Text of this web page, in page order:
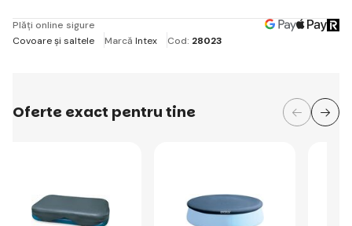
Plăți online sigure
Covoare și saltele
Marcă Intex Cod: 28023
Oferte exact pentru tine